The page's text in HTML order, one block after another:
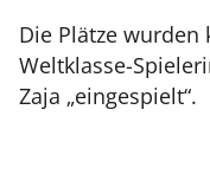
Die Plätze
Weltklasse-
Zaja „eingespielt“.